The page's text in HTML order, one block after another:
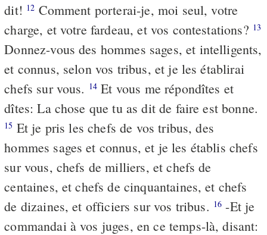
dit! 12 Comment porterai-je, moi seul, votre
charge, et votre fardeau, et vos contestations? 13
Donnez-vous des hommes sages, et intelligents,
et connus, selon vos tribus, et je les établirai
chefs sur vous. 14 Et vous me répondîtes et
dîtes: La chose que tu as dit de faire est bonne.
15 Et je pris les chefs de vos tribus, des
hommes sages et connus, et je les établis chefs
sur vous, chefs de milliers, et chefs de
centaines, et chefs de cinquantaines, et chefs
de dizaines, et officiers sur vos tribus. 16 -Et je
commandai à vos juges, en ce temps-là, disant: